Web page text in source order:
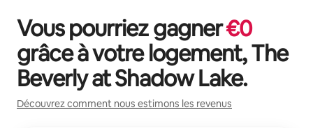
Vous pourriez gagner€0
grâce à votre logement,The
Beverly at Shadow Lake.
Découvrez comment nous estimons les revenus